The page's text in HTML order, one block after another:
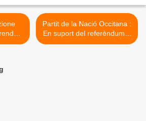
Partit de la Nació Occitana :
En suport del referèndum a
Catalunya >